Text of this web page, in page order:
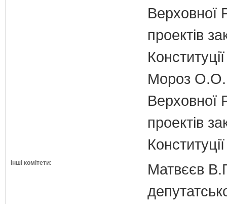
Верховної
проектів
Мороз О.О.
Верховної
проектів
Інші комітети:
Матвєєв